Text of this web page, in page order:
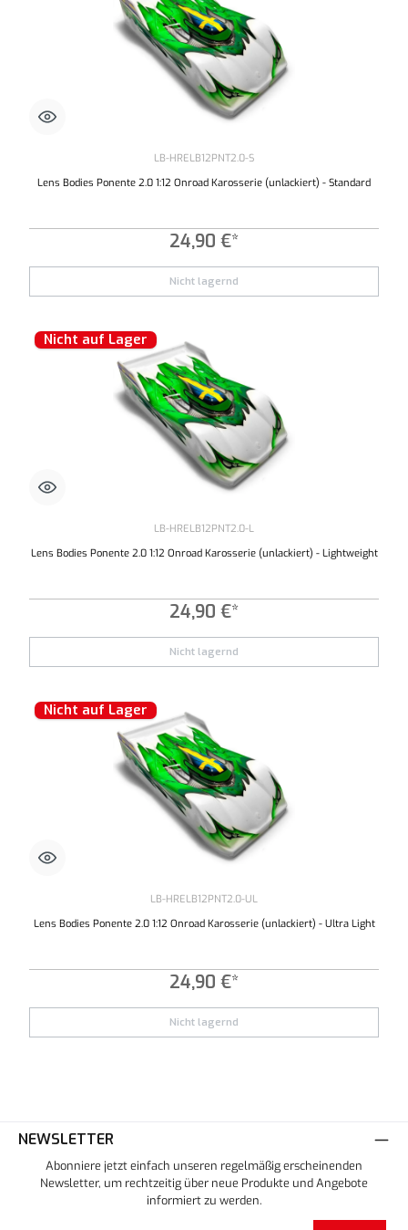
LB-HRELB12PNT2.0-S
Lens Bodies Ponente 2.0 1:12 Onroad Karosserie (unlackiert) - Standard
24,90 €*
Nicht lagernd
Nicht auf Lager
LB-HRELB12PNT2.0-L
Lens Bodies Ponente 2.0 1:12 Onroad Karosserie (unlackiert) - Lightweight
24,90 €*
Nicht lagernd
Nicht auf Lager
LB-HRELB12PNT2.0-UL
Lens Bodies Ponente 2.0 1:12 Onroad Karosserie (unlackiert) - Ultra Light
24,90 €*
Nicht lagernd
NEWSLETTER
Abonniere jetzt einfach unseren regelmäßig erscheinenden
Newsletter, um rechtzeitig über neue Produkte und Angebote
informiert zu werden.